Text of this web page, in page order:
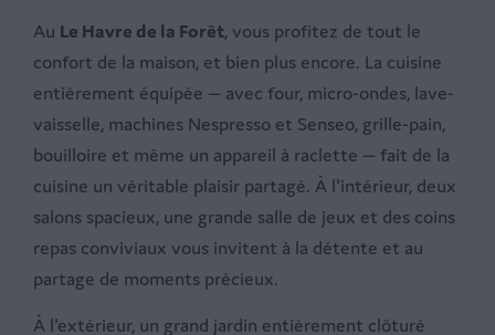
Au Le Havre de la Forêt, vous profitez de tout le
confort de la maison, et bien plus encore. La cuisine
entièrement équipée — avec four, micro-ondes, lave-
vaisselle, machines Nespresso et Senseo, grille-pain,
bouilloire et même un appareil à raclette — fait de la
cuisine un véritable plaisir partagé. À l'intérieur, deux
salons spacieux, une grande salle de jeux et des coins
repas conviviaux vous invitent à la détente et au
partage de moments précieux.
À l'extérieur, un grand jardin entièrement clôturé